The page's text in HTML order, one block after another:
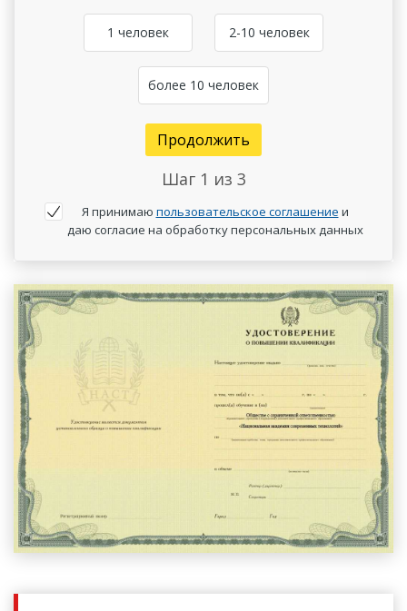
1 человек 2-10 человек
более 10 человек
Продолжить
Шаг 1 из 3
Я принимаю пользовательское соглашение и
даю согласие на обработку персональных данных